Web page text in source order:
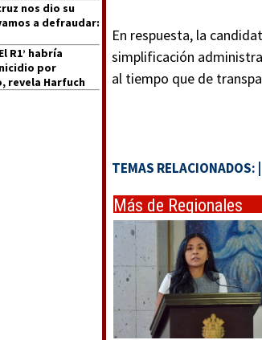
nos dio su
a defraudar:
R1’ habría
por
revela Harfuch
En respuesta, la
simplificación
al tiempo que de
TEMAS RELACIONADOS:
Más de Regionales